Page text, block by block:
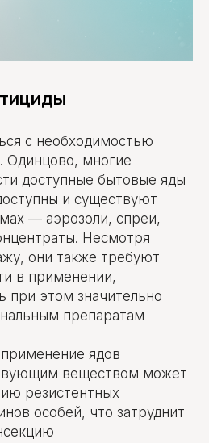
с необходимостью
Одинцово, многие
доступные бытовые яды
и существуют
— аэрозоли, спреи,
Несмотря
они также требуют
в применении,
при этом значительно
препаратам
ядов
веществом может
резистентных
особей, что затруднит
форму на